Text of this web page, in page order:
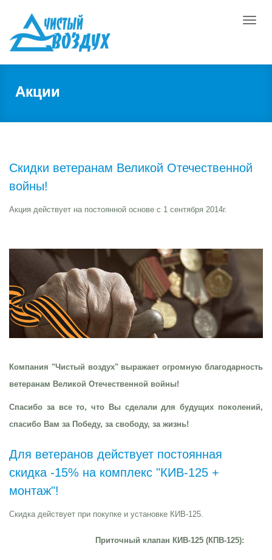
Toggle
Акции
Скидки ветеранам Великой Отечественной
войны!
Акция действует на постоянной основе с 1 сентября 2014г.
Компания "Чистый воздух" выражает огромную благодарность
ветеранам Великой Отечественной войны!
Спасибо за все то, что Вы сделали для будущих поколений,
спасибо Вам за Победу, за свободу, за жизнь!
Для ветеранов действует постоянная
скидка -15% на комплекс "КИВ-125 +
монтаж"!
Скидка действует при покупке и установке КИВ-125.
Приточный клапан КИВ-125 (КПВ-125):